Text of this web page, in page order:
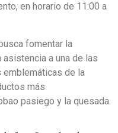
en horario de 11:00 a
fomentar la
a una de las
de la
más
pasiego y la quesada.